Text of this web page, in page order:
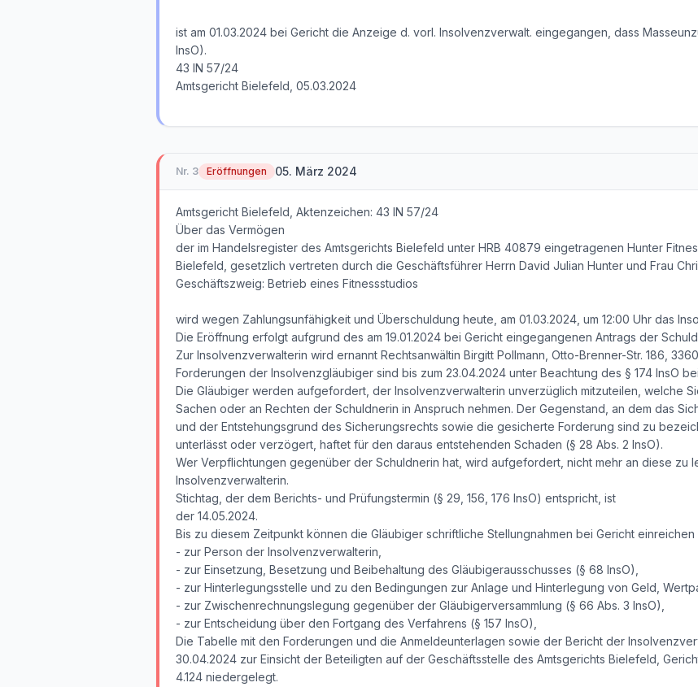
ist am 01.03.2024 bei Gericht die Anzeige d. vorl. Insolvenzverwalt. eingegangen, dass
InsO).
43 IN 57/24
Amtsgericht Bielefeld, 05.03.2024
Nr. 3 Eröffnungen 05. März 2024
Amtsgericht Bielefeld, Aktenzeichen: 43 IN 57/24
Über das Vermögen
der im Handelsregister des Amtsgerichts Bielefeld unter HRB 40879 eingetragenen Hunter
Bielefeld, gesetzlich vertreten durch die Geschäftsführer Herrn David Julian Hunter und Frau
Geschäftszweig: Betrieb eines Fitnessstudios
wird wegen Zahlungsunfähigkeit und Überschuldung heute, am 01.03.2024, um 12:00 Uhr das
Die Eröffnung erfolgt aufgrund des am 19.01.2024 bei Gericht eingegangenen Antrags der
Zur Insolvenzverwalterin wird ernannt Rechtsanwältin Birgitt Pollmann, Otto-Brenner-Str. 186,
Forderungen der Insolvenzgläubiger sind bis zum 23.04.2024 unter Beachtung des § 174 InsO
Die Gläubiger werden aufgefordert, der Insolvenzverwalterin unverzüglich mitzuteilen, welche
Sachen oder an Rechten der Schuldnerin in Anspruch nehmen. Der Gegenstand, an dem das
und der Entstehungsgrund des Sicherungsrechts sowie die gesicherte Forderung sind zu
unterlässt oder verzögert, haftet für den daraus entstehenden Schaden (§ 28 Abs. 2 InsO).
Wer Verpflichtungen gegenüber der Schuldnerin hat, wird aufgefordert, nicht mehr an diese zu
Insolvenzverwalterin.
Stichtag, der dem Berichts- und Prüfungstermin (§ 29, 156, 176 InsO) entspricht, ist
der 14.05.2024.
Bis zu diesem Zeitpunkt können die Gläubiger schriftliche Stellungnahmen bei Gericht einreichen
- zur Person der Insolvenzverwalterin,
- zur Einsetzung, Besetzung und Beibehaltung des Gläubigerausschusses (§ 68 InsO),
- zur Hinterlegungsstelle und zu den Bedingungen zur Anlage und Hinterlegung von Geld,
- zur Zwischenrechnungslegung gegenüber der Gläubigerversammlung (§ 66 Abs. 3 InsO),
- zur Entscheidung über den Fortgang des Verfahrens (§ 157 InsO),
Die Tabelle mit den Forderungen und die Anmeldeunterlagen sowie der Bericht der
30.04.2024 zur Einsicht der Beteiligten auf der Geschäftsstelle des Amtsgerichts Bielefeld,
4.124 niedergelegt.